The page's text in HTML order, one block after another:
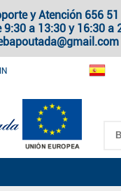
y Atención 656
9:30 a 13:30 y 16:30 a